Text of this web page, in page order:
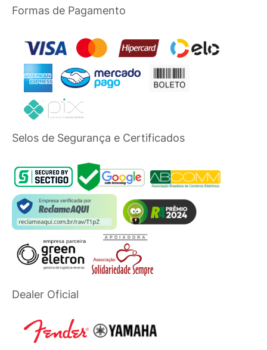
Formas de Pagamento
Selos de Segurança e Certificados
Dealer Oficial